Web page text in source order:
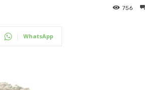
756
WhatsApp